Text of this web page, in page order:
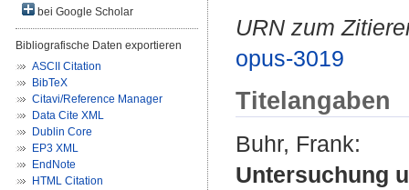
bei Google Scholar
Bibliografische Daten exportieren
ASCII Citation
BibTeX
Citavi/Reference Manager
Data Cite XML
Dublin Core
EP3 XML
EndNote
HTML Citation
URN zum
opus-3019
Titelangaben
Buhr, Frank:
Untersuchung